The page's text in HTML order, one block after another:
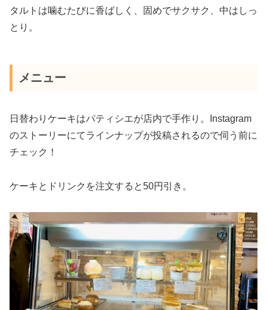
タルトは噛むたびに香ばしく、固めでサクサク、中はしっ
とり。
メニュー
日替わりケーキはパティシエが店内で手作り。Instagram
のストーリーにてラインナップが投稿されるので伺う前に
チェック！
ケーキとドリンクを注文すると50円引き。